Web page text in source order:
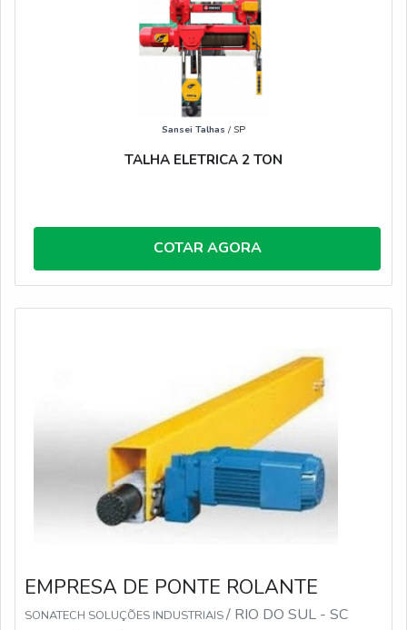
Sansei Talhas / SP
TALHA ELETRICA 2 TON
COTAR AGORA
EMPRESA DE PONTE ROLANTE
SONATECH SOLUÇÕES INDUSTRIAIS/ RIO DO SUL - SC